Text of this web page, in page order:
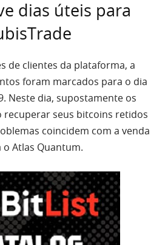
dias úteis para
de clientes da plataforma, a
foram marcados para o dia
Neste dia, supostamente os
recuperar seus bitcoins retidos
coincidem com a venda
Atlas Quantum.